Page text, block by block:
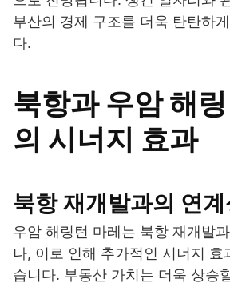
부산의 경제 구조를 더욱 탄탄하
다.
북항과 우암 해
의 시너지 효과
북항 재개발과의 연계
우암 해링턴 마레는 북항 재개발
나, 이로 인해 추가적인 시너지 효
습니다. 부동산 가치는 더욱 상승